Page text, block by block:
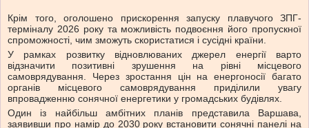
Крім того, оголошено прискорення запуску плавучого ЗПГ-
терміналу 2026 року та можливість подвоєння його пропускної
спроможності, чим зможуть скористатися і сусідні країни.
У рамках розвитку відновлюваних джерел енергії варто
відзначити позитивні зрушення на рівні місцевого
самоврядування. Через зростання цін на енергоносії багато
органів місцевого самоврядування приділили увагу
впровадженню сонячної енергетики у громадських будівлях.
Один із найбільш амбітних планів представила Варшава,
заявивши про намір до 2030 року встановити сонячні панелі на